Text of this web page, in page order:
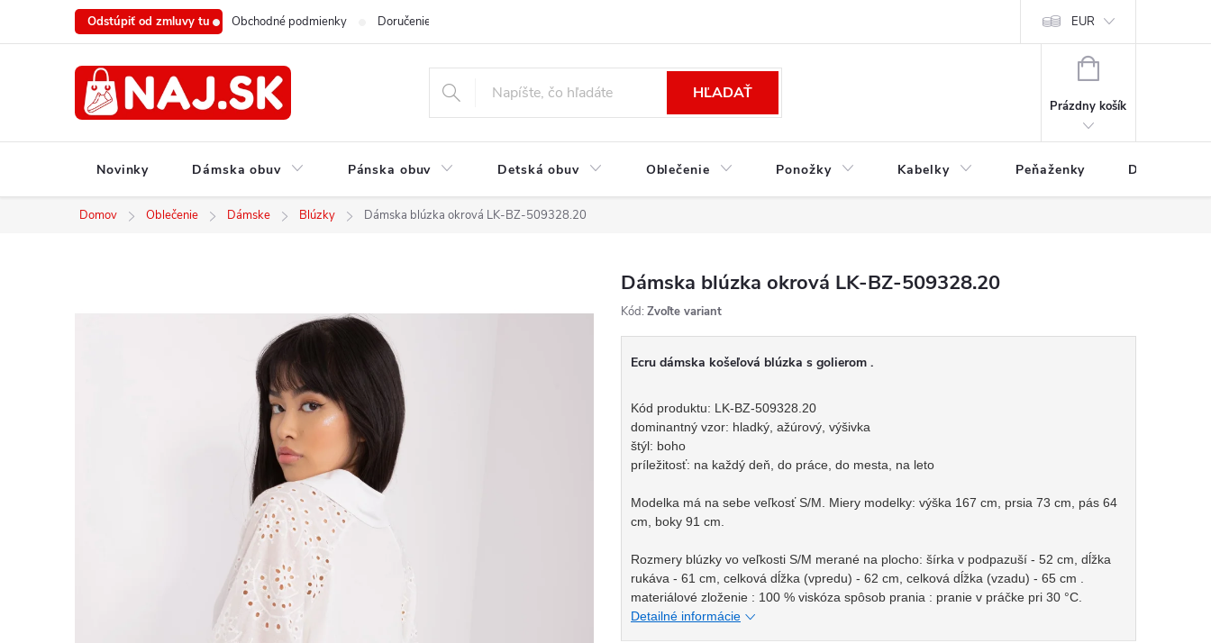
Odstúpiť od zmluvy tu Obchodné podmienky Doručenie a platba Podmienky ochrany osobných údajov
EUR
HĽADAŤ
NÁKUPNÝ
Prázdny košík
Novinky Dámska obuv Pánska obuv Detská obuv Oblečenie Ponožky Kabelky Peňaženky Drogéria
Domov Oblečenie Dámske Blúzky Dámska blúzka okrová LK-BZ-509328.20
Dámska blúzka okrová LK-BZ-509328.20
Kód: Zvoľte variant
Ecru dámska košeľová blúzka s golierom .
Kód produktu: LK-BZ-509328.20
dominantný vzor: hladký, ažúrový, výšivka
štýl: boho
príležitosť: na každý deň, do práce, do mesta, na leto
Modelka má na sebe veľkosť S/M. Miery modelky: výška 167 cm, prsia 73 cm, pás 64
cm, boky 91 cm.
Rozmery blúzky vo veľkosti S/M merané na plocho: šírka v podpazuší - 52 cm, dĺžka
rukáva - 61 cm, celková dĺžka (vpredu) - 62 cm, celková dĺžka (vzadu) - 65 cm .
materiálové zloženie : 100 % viskóza spôsob prania : pranie v práčke pri 30 °C.
Detailné informácie